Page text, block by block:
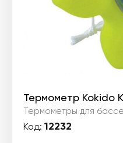
Термометр Kokido
Термометры для
Код: 12232